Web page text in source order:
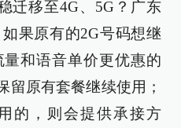
迁移至4G、5G？广东
果原有的2G号码想继
和语音单价更优惠的
留原有套餐继续使用；
的，则会提供承接方